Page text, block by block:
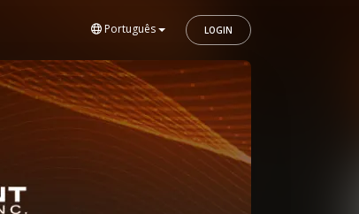
Português LOGIN